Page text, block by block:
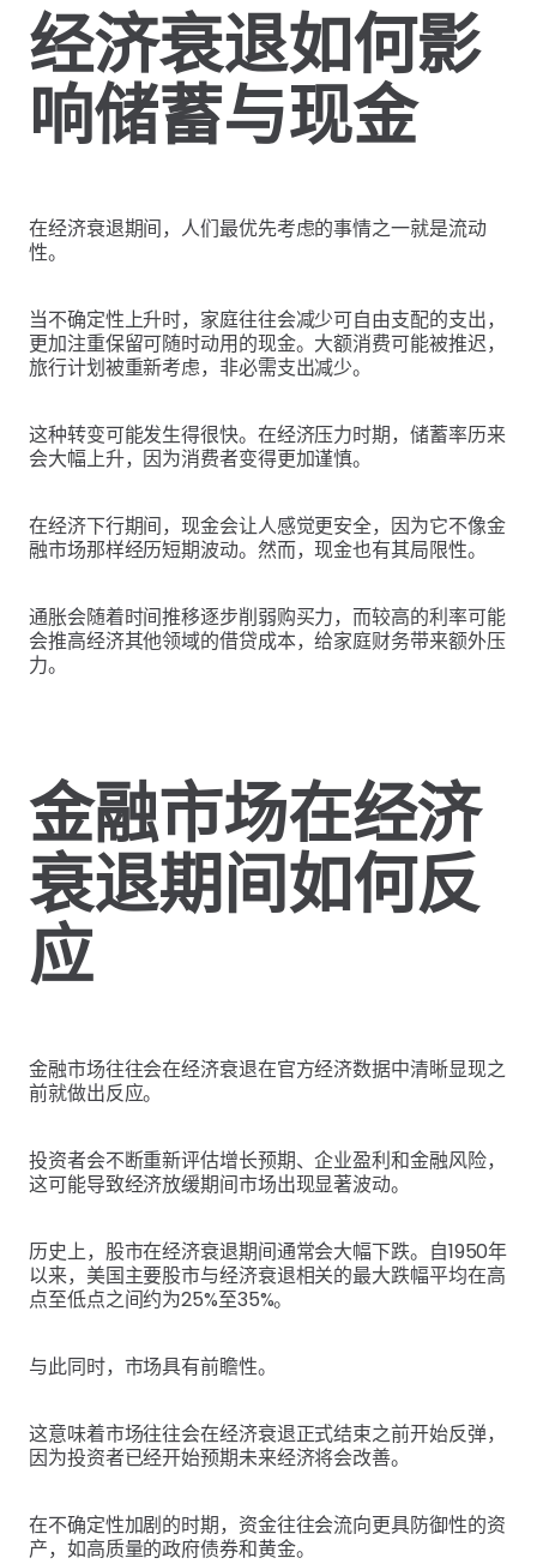
经济衰退如何影
响储蓄与现金
在经济衰退期间，人们最优先考虑的事情之一就是流动
性。
当不确定性上升时，家庭往往会减少可自由支配的支出，
更加注重保留可随时动用的现金。大额消费可能被推迟，
旅行计划被重新考虑，非必需支出减少。
这种转变可能发生得很快。在经济压力时期，储蓄率历来
会大幅上升，因为消费者变得更加谨慎。
在经济下行期间，现金会让人感觉更安全，因为它不像金
融市场那样经历短期波动。然而，现金也有其局限性。
通胀会随着时间推移逐步削弱购买力，而较高的利率可能
会推高经济其他领域的借贷成本，给家庭财务带来额外压
力。
金融市场在经济
衰退期间如何反
应
金融市场往往会在经济衰退在官方经济数据中清晰显现之
前就做出反应。
投资者会不断重新评估增长预期、企业盈利和金融风险，
这可能导致经济放缓期间市场出现显著波动。
历史上，股市在经济衰退期间通常会大幅下跌。自1950年
以来，美国主要股市与经济衰退相关的最大跌幅平均在高
点至低点之间约为25%至35%。
与此同时，市场具有前瞻性。
这意味着市场往往会在经济衰退正式结束之前开始反弹，
因为投资者已经开始预期未来经济将会改善。
在不确定性加剧的时期，资金往往会流向更具防御性的资
产，如高质量的政府债券和黄金。